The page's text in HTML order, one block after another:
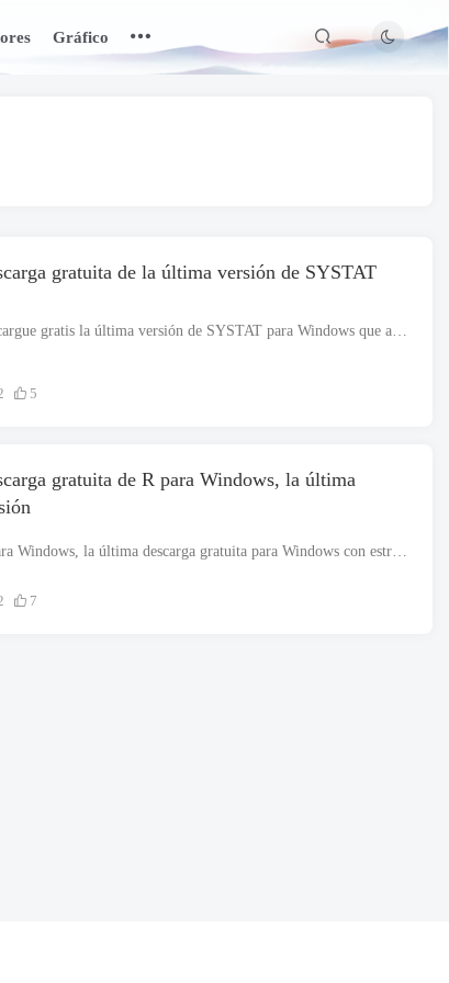
Gráfico
gratuita de la última versión de SYSTAT
5
gratuita de R para Windows, la última
R para Windows, la última descarga gratuita para Windows con estructura de 32 o 64 bits. El archivo de instalación es completamente independiente y también es un instalador fuera de línea.. Revisión de R para Windows la...
7